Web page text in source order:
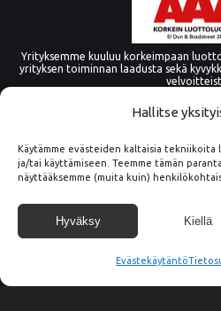
Hallitse
Käytämme evästeiden kaltaisia
ja/tai käyttämiseen. Teemme tämän
näyttääksemme (muita kuin)
selauskäyttäytymistä tai yksilöllisiä
peruuttaminen voi vaikuttaa haitallisesti
toimintoihin.
Hyväksy Kiellä
Evästekäytäntö
Yrityksemme kuuluu korkeimpaan
yrityksen toiminnan laadusta sekä
© Copyright